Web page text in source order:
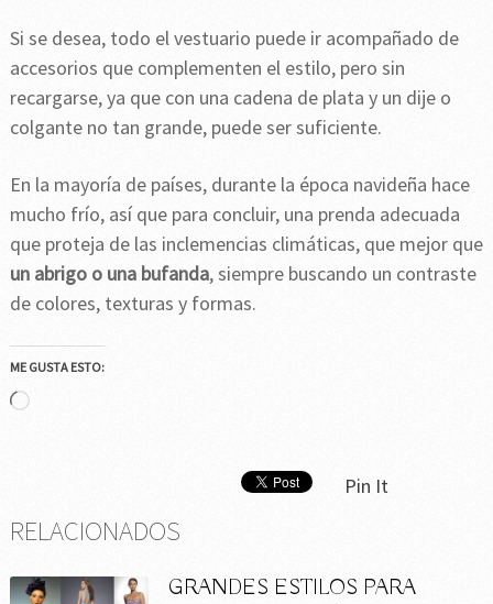
Si se desea, todo el vestuario puede ir acompañado de
accesorios que complementen el estilo, pero sin
recargarse, ya que con una cadena de plata y un dije o
colgante no tan grande, puede ser suficiente.
En la mayoría de países, durante la época navideña hace
mucho frío, así que para concluir, una prenda adecuada
que proteja de las inclemencias climáticas, que mejor que
un abrigo o una bufanda, siempre buscando un contraste
de colores, texturas y formas.
ME GUSTA ESTO:
Cargando...
Pin It
RELACIONADOS
GRANDES ESTILOS PARA